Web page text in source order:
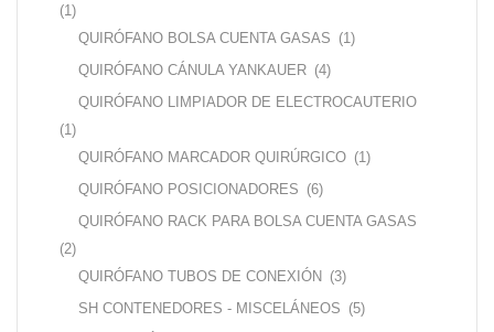
(1)
QUIRÓFANO BOLSA CUENTA GASAS (1)
QUIRÓFANO CÁNULA YANKAUER (4)
QUIRÓFANO LIMPIADOR DE ELECTROCAUTERIO
(1)
QUIRÓFANO MARCADOR QUIRÚRGICO (1)
QUIRÓFANO POSICIONADORES (6)
QUIRÓFANO RACK PARA BOLSA CUENTA GASAS
(2)
QUIRÓFANO TUBOS DE CONEXIÓN (3)
SH CONTENEDORES - MISCELÁNEOS (5)